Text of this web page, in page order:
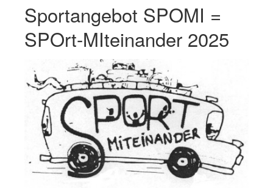
Kinderschutz im Sport
Fördermöglichkeiten
Vereinsberatung
Wege zur Kooperation
Villa Froschloch
Log-in "Vereine"
Qualifizierung
Sportangebot SPOMI =
SPOrt-MIteinander 2025